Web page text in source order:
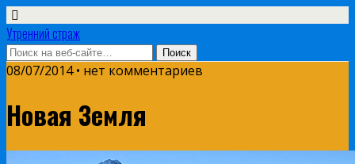
Утренний страж
08/07/2014 • нет комментариев
Новая Земля